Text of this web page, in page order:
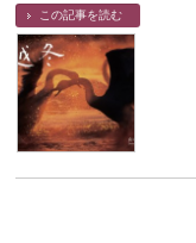
この記事を読む